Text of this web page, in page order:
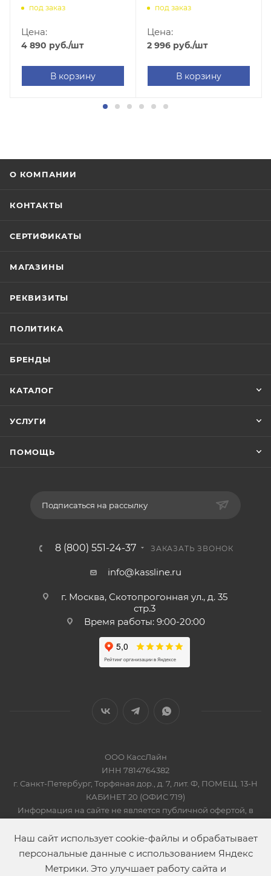
подставки, 2м кабель)
под заказ
Цена:
4 890 руб./шт
В корзину
без подставки, 2м
под заказ
Цена:
2 996 руб./шт
В корзину
О КОМПАНИИ
КОНТАКТЫ
СЕРТИФИКАТЫ
МАГАЗИНЫ
РЕКВИЗИТЫ
ПОЛИТИКА
БРЕНДЫ
КАТАЛОГ
УСЛУГИ
ПОМОЩЬ
Подписаться на рассылку
8 (800) 551-24-37 ЗАКАЗАТЬ ЗВОНОК
info@kassline.ru
г. Москва, Скотопрогонная ул., д. 35
стр.3
Время работы: 9:00-20:00
ООО КассЛайн
ИНН 7814764382
г. Санкт-Петербург, Торфяная дор., д. 7, лит. Ф, ПОМЕЩ. 13-Н
КАБИНЕТ 20 (ОФИС 719)
Информация на сайте не является публичной офертой, в
2019-2026 © КАССЛАЙН
Наш сайт использует cookie-файлы и обрабатывает
персональные данные с использованием Яндекс
Метрики. Это улучшает работу сайта и